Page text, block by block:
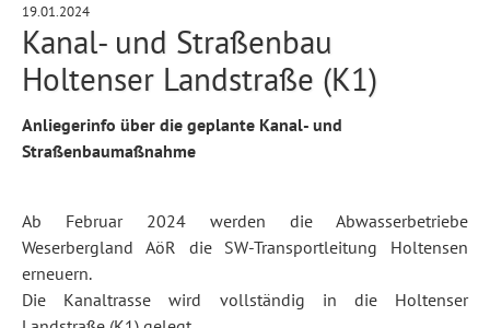
19.01.2024
Kanal- und Straßenbau
Holtenser Landstraße (K1)
Anliegerinfo über die geplante Kanal- und
Straßenbaumaßnahme
Ab Februar 2024 werden die Abwasserbetriebe
Weserbergland AöR die SW-Transportleitung Holtensen
erneuern.
Die Kanaltrasse wird vollständig in die Holtenser